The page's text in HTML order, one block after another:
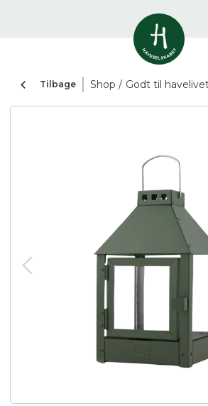
0resultater
Åbne haver
resultater
Her kan du søge i
artikler,
haver.
Tilbage Shop / Godt til